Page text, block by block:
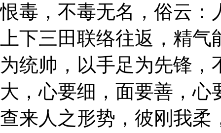
恨毒，不毒无名，俗云：
上下三田联络往返，精
为统帅，以手足为先锋
大，心要细，面要善，
查来人之形势，彼刚我柔